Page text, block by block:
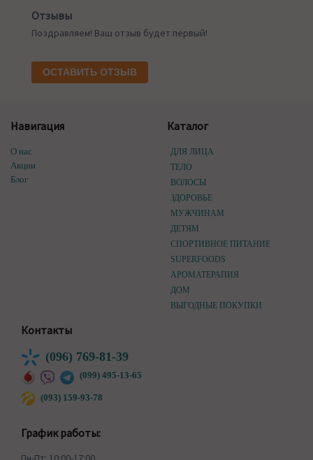
Отзывы
Поздравляем! Ваш отзыв будет первый!
ОСТАВИТЬ ОТЗЫВ
Навигация
О нас
Акции
Блог
Каталог
ДЛЯ ЛИЦА
ТЕЛО
ВОЛОСЫ
ЗДОРОВЬЕ
МУЖЧИНАМ
ДЕТЯМ
СПОРТИВНОЕ ПИТАНИЕ
SUPERFOODS
АРОМАТЕРАПИЯ
ДОМ
ВЫГОДНЫЕ ПОКУПКИ
Контакты
(096) 769-81-39
(099) 495-13-65
(093) 159-93-78
График работы: